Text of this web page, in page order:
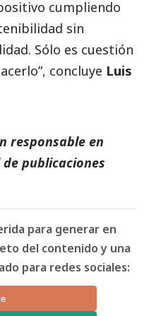
cumpliendo
sin
Sólo es cuestión
concluye Luis
responsable en
publicaciones
para generar en
del contenido y una
para redes sociales: